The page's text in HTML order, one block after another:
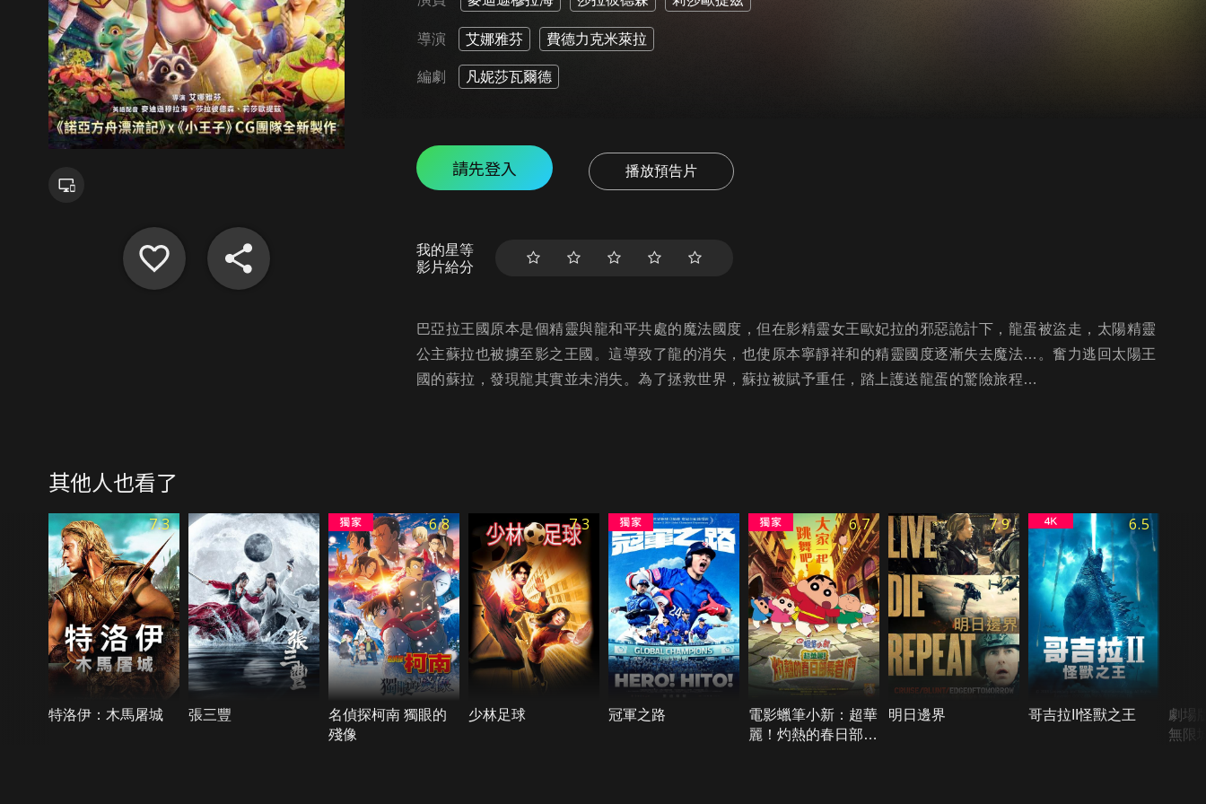
導演 艾娜雅芬 費德力克米萊拉
編劇 凡妮莎瓦爾德
請先登入 播放預告片
我的星等
影片給分
巴亞拉王國原本是個精靈與龍和平共處的魔法國度，但在影精靈女王歐妃拉的邪惡詭計下，龍蛋被盜走，太陽精靈
公主蘇拉也被擄至影之王國。這導致了龍的消失，也使原本寧靜祥和的精靈國度逐漸失去魔法…。奮力逃回太陽王
國的蘇拉，發現龍其實並未消失。為了拯救世界，蘇拉被賦予重任，踏上護送龍蛋的驚險旅程…
其他人也看了
7.3
特洛伊：木馬屠城 張三豐
6.8
名偵探柯南 獨眼的
殘像
7.3
少林足球 冠軍之路
6.7
電影蠟筆小新：超華
麗！灼熱的春日部舞
7.9
明日邊界
6.5
哥吉拉II怪獸之王
劇場
無限